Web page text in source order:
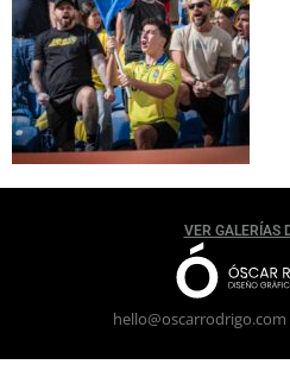
VER GALERÍAS
hello@oscarrodrigo.com